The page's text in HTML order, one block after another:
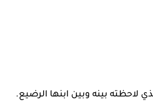
لاحظته بينه وبين ابنها الرضيع.